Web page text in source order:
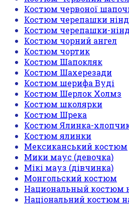
Костюм червоної
Костюм черепашки
Костюм черепашки-
Костюм чорний ангел
Костюм чортик
Костюм Шапокляк
Костюм Шахерезади
Костюм шерифа Вуді
Костюм Шерлок Холмз
Костюм школярки
Костюм Шрека
Костюм Ялинка-
Костюм ялинки
Мексиканський костюм
Мики маус (девочка)
Мікі мауз (дівчинка)
Монгольский костюм
Национальный костюм
Національний костюм